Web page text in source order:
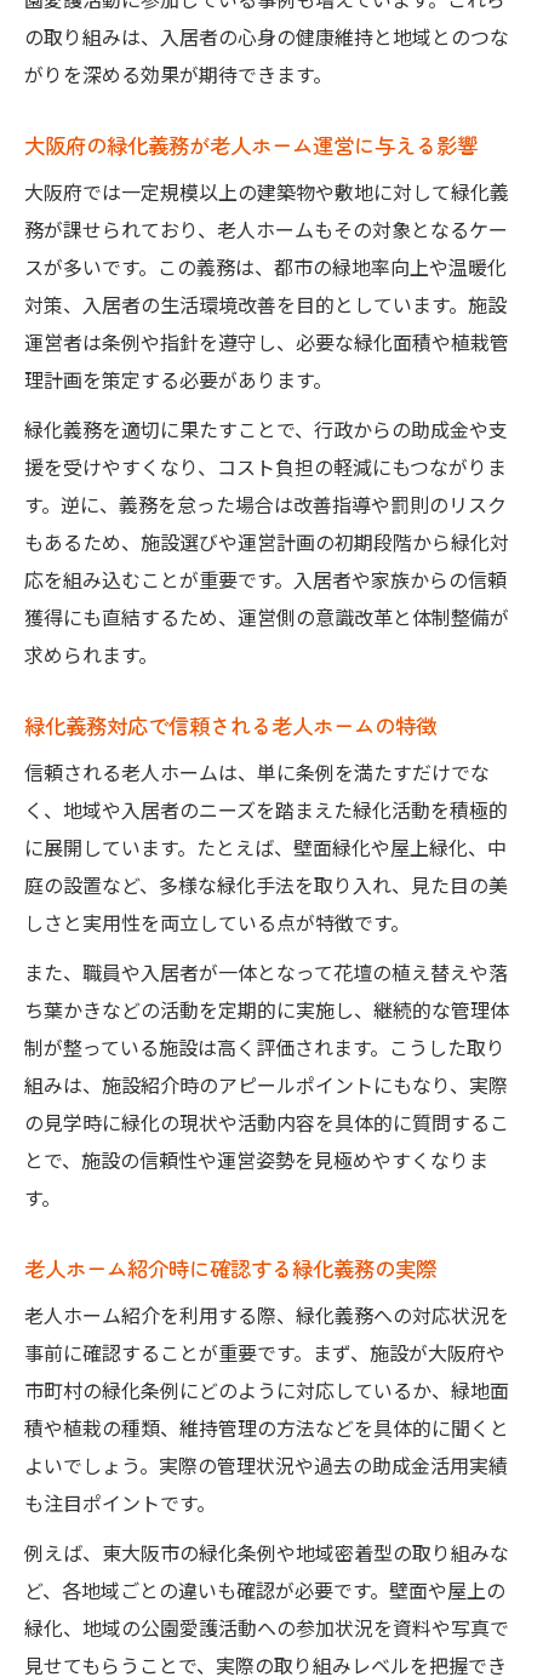
の取り組みは、入居者の心身の健康維持と地域とのつな
がりを深める効果が期待できます。
大阪府の緑化義務が老人ホーム運営に与える影響
大阪府では一定規模以上の建築物や敷地に対して緑化義
務が課せられており、老人ホームもその対象となるケー
スが多いです。この義務は、都市の緑地率向上や温暖化
対策、入居者の生活環境改善を目的としています。施設
運営者は条例や指針を遵守し、必要な緑化面積や植栽管
理計画を策定する必要があります。
緑化義務を適切に果たすことで、行政からの助成金や支
援を受けやすくなり、コスト負担の軽減にもつながりま
す。逆に、義務を怠った場合は改善指導や罰則のリスク
もあるため、施設選びや運営計画の初期段階から緑化対
応を組み込むことが重要です。入居者や家族からの信頼
獲得にも直結するため、運営側の意識改革と体制整備が
求められます。
緑化義務対応で信頼される老人ホームの特徴
信頼される老人ホームは、単に条例を満たすだけでな
く、地域や入居者のニーズを踏まえた緑化活動を積極的
に展開しています。たとえば、壁面緑化や屋上緑化、中
庭の設置など、多様な緑化手法を取り入れ、見た目の美
しさと実用性を両立している点が特徴です。
また、職員や入居者が一体となって花壇の植え替えや落
ち葉かきなどの活動を定期的に実施し、継続的な管理体
制が整っている施設は高く評価されます。こうした取り
組みは、施設紹介時のアピールポイントにもなり、実際
の見学時に緑化の現状や活動内容を具体的に質問するこ
とで、施設の信頼性や運営姿勢を見極めやすくなりま
す。
老人ホーム紹介時に確認する緑化義務の実際
老人ホーム紹介を利用する際、緑化義務への対応状況を
事前に確認することが重要です。まず、施設が大阪府や
市町村の緑化条例にどのように対応しているか、緑地面
積や植栽の種類、維持管理の方法などを具体的に聞くと
よいでしょう。実際の管理状況や過去の助成金活用実績
も注目ポイントです。
例えば、東大阪市の緑化条例や地域密着型の取り組みな
ど、各地域ごとの違いも確認が必要です。壁面や屋上の
緑化、地域の公園愛護活動への参加状況を資料や写真で
見せてもらうことで、実際の取り組みレベルを把握でき